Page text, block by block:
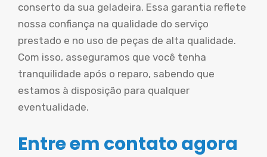
conserto da sua geladeira. Essa garantia reflete
nossa confiança na qualidade do serviço
prestado e no uso de peças de alta qualidade.
Com isso, asseguramos que você tenha
tranquilidade após o reparo, sabendo que
estamos à disposição para qualquer
eventualidade.
Entre em contato agora